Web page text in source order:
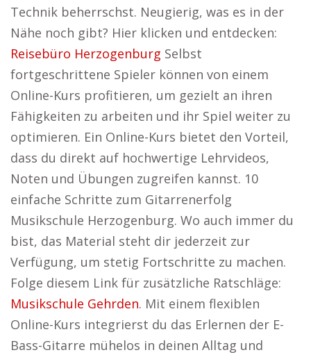
Technik beherrschst. Neugierig, was es in der
Nähe noch gibt? Hier klicken und entdecken:
Reisebüro Herzogenburg Selbst
fortgeschrittene Spieler können von einem
Online-Kurs profitieren, um gezielt an ihren
Fähigkeiten zu arbeiten und ihr Spiel weiter zu
optimieren. Ein Online-Kurs bietet den Vorteil,
dass du direkt auf hochwertige Lehrvideos,
Noten und Übungen zugreifen kannst. 10
einfache Schritte zum Gitarrenerfolg
Musikschule Herzogenburg. Wo auch immer du
bist, das Material steht dir jederzeit zur
Verfügung, um stetig Fortschritte zu machen.
Folge diesem Link für zusätzliche Ratschläge:
Musikschule Gehrden. Mit einem flexiblen
Online-Kurs integrierst du das Erlernen der E-
Bass-Gitarre mühelos in deinen Alltag und